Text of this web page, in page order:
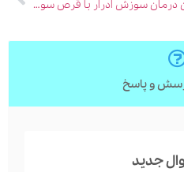
درمان سوزش ادرار با قرص سوزش ادرار
و پاسخ
جدید